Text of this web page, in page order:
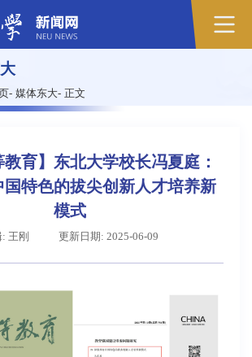
- 媒体东大- 正文
教育】东北大学校长冯夏庭：
国特色的拔尖创新人才培养新
模式
王刚 更新日期: 2025-06-09
原